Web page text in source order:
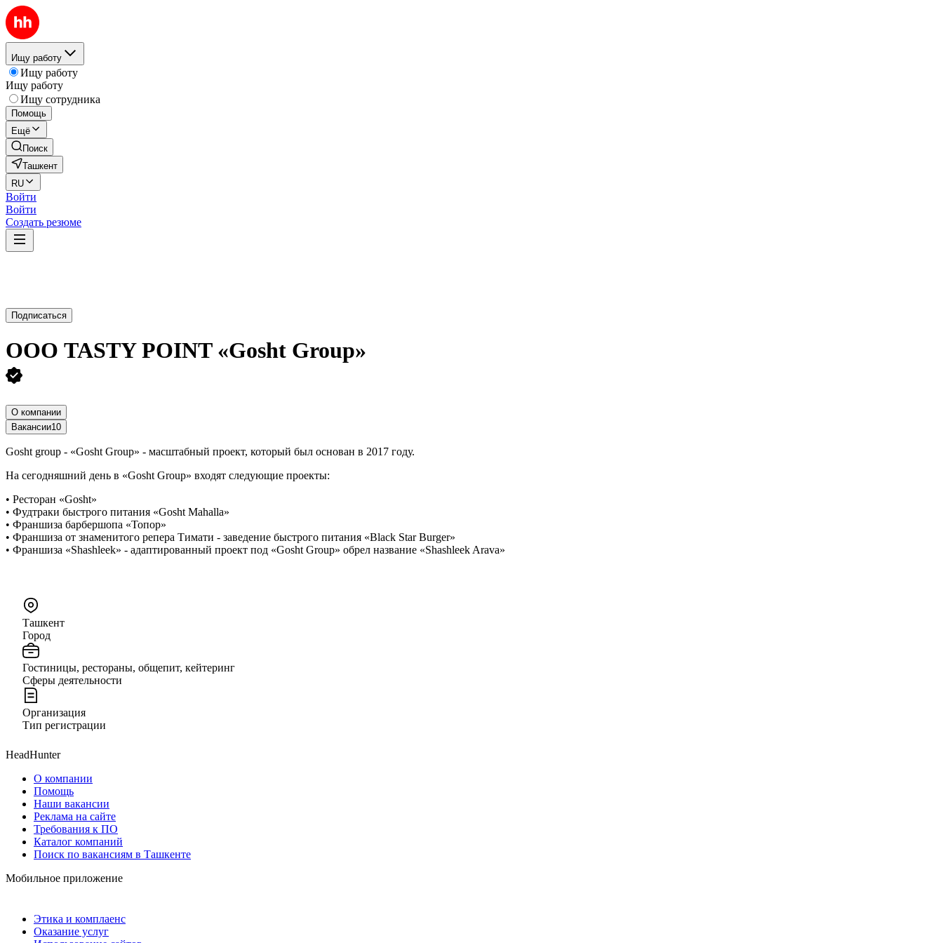
Ищу работу
Ищу работу
Ищу работу
Ищу сотрудника
Помощь
Ещё
Поиск
Ташкент
RU
Войти
Войти
Создать резюме
Подписаться
ООО TASTY POINT «Gosht Group»
О компании
Вакансии10
Gosht group - «Gosht Group» - масштабный проект, который был основан в 2017 году.
На сегодняшний день в «Gosht Group» входят следующие проекты:
• Ресторан «Gosht»
• Фудтраки быстрого питания «Gosht Mahalla»
• Франшиза барбершопа «Топор»
• Франшиза от знаменитого репера Тимати - заведение быстрого питания «Black Star Burger»
• Франшиза «Shashleek» - адаптированный проект под «Gosht Group» обрел название «Shashleek Arava»
Ташкент
Город
Гостиницы, рестораны, общепит, кейтеринг
Сферы деятельности
Организация
Тип регистрации
HeadHunter
О компании
Помощь
Наши вакансии
Реклама на сайте
Требования к ПО
Каталог компаний
Поиск по вакансиям в Ташкенте
Мобильное приложение
Этика и комплаенс
Оказание услуг